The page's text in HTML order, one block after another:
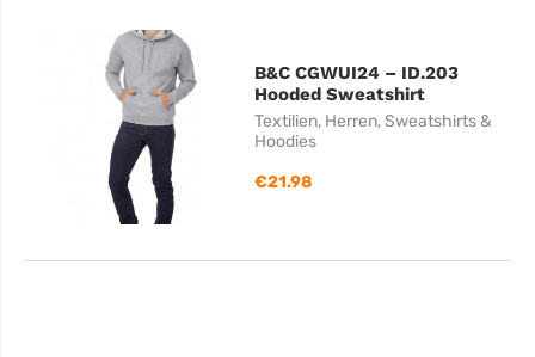
B&C CGWUI24 – ID.203
Hooded Sweatshirt
Textilien, Herren,Sweatshirts &
Hoodies
€21.98